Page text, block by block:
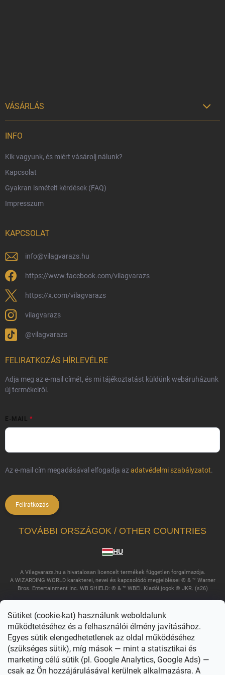
Sütiket (cookie-kat) használunk weboldalunk
működtetéséhez és a felhasználói élmény javításához.
Egyes sütik elengedhetetlenek az oldal működéséhez
(szükséges sütik), míg mások — mint a statisztikai és
marketing célú sütik (pl. Google Analytics, Google Ads) —
csak az Ön hozzájárulásával kerülnek alkalmazásra. A
VÁSÁRLÁS 
Harry Potter bolt Magyarország
Rendelésem
Reklamáció és visszáru
Hűségprogram
Általános Szerződési Feltételek
Adatvédelmi feltételek
Védjegyek és szerzői jogok
Fémjelzés és nemesfém-tájékoztató
INFO
Kik vagyunk, és miért vásárolj nálunk?
Kapcsolat
Gyakran ismételt kérdések (FAQ)
Impresszum
KAPCSOLAT
info@vilagvarazs.hu
https://www.facebook.com/vilagvarazs
https://x.com/vilagvarazs
vilagvarazs
@vilagvarazs
FELIRATKOZÁS HÍRLEVÉLRE
Adja meg az e-mail címét, és mi tájékoztatást küldünk webáruházunk
új termékeiről.
E-MAIL
Az e-mail cím megadásával elfogadja azadatvédelmi szabályzatot.
Feliratkozás
TOVÁBBI ORSZÁGOK / OTHER COUNTRIES
HU
A Vilagvarazs.hu a hivatalosan licencelt termékek független forgalmazója.
A WIZARDING WORLD karakterei, nevei és kapcsolódó megjelölései © & ™ Warner
Bros. Entertainment Inc. WB SHIELD: © & ™ WBEI. Kiadói jogok © JKR. (s26)
Copyright 2026Világvarázs. Minden jog fenntartva.Süti beállítások